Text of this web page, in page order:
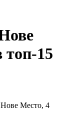
топ-15